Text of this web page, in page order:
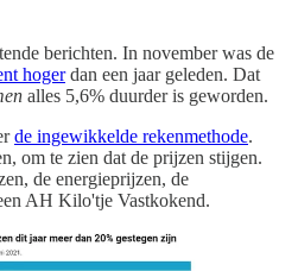
berichten. In november was de
hogerdan een jaar geleden. Dat
alles 5,6% duurder is geworden.
de ingewikkelde rekenmethode.
om te zien dat de prijzen stijgen.
de energieprijzen, de
AH Kilo'tje Vastkokend.